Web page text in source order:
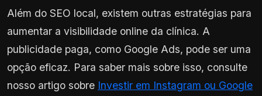
Além do SEO local, existem outras estratégias para
aumentar a visibilidade online da clínica. A
publicidade paga, como Google Ads, pode ser uma
opção eficaz. Para saber mais sobre isso, consulte
nosso artigo sobre Investir em Instagram ou Google